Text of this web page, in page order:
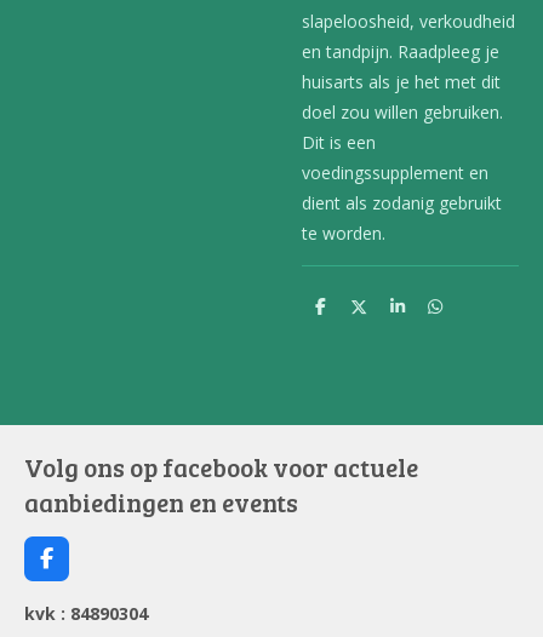
slapeloosheid, verkoudheid
en tandpijn. Raadpleeg je
huisarts als je het met dit
doel zou willen gebruiken.
Dit is een
voedingssupplement en
dient als zodanig gebruikt
te worden.
D
D
S
D
Volg ons op facebook voor actuele
aanbiedingen en events
F
a
c
e
kvk : 84890304